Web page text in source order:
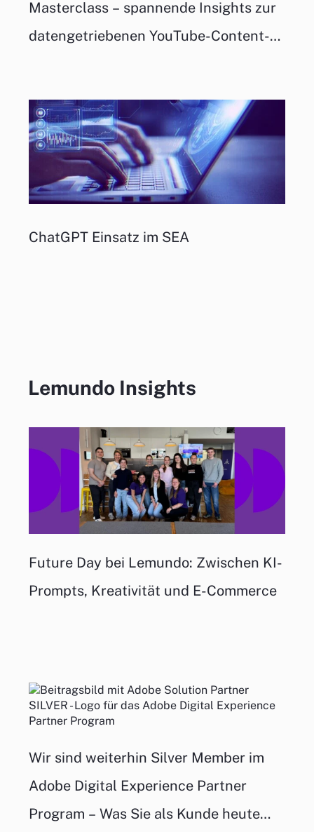
Masterclass – spannende Insights zur
datengetriebenen YouTube-Content-
ChatGPT Einsatz im SEA
Lemundo Insights
Future Day bei Lemundo: Zwischen KI-
Prompts, Kreativität und E-Commerce
Wir sind weiterhin Silver Member im
Adobe Digital Experience Partner
Program – Was Sie als Kunde heute